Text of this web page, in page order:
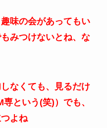
味の会があってもい
みつけないとね、な
なくても、見るだけ
という(笑)）でも、
よね